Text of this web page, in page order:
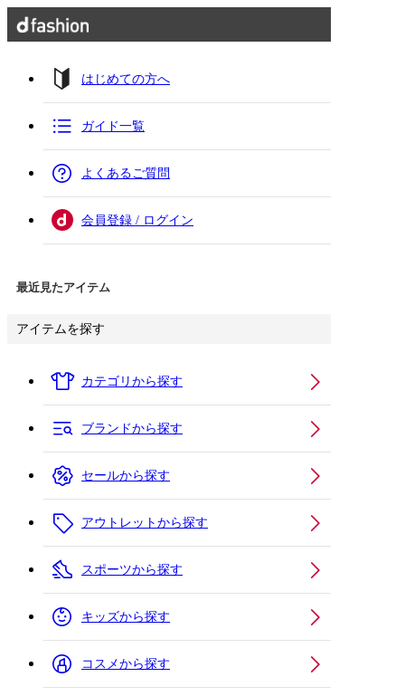
はじめての方へ
ガイド一覧
よくあるご質問
会員登録 / ログイン
最近見たアイテム
アイテムを探す
カテゴリから探す
ブランドから探す
セールから探す
アウトレットから探す
スポーツから探す
キッズから探す
コスメから探す